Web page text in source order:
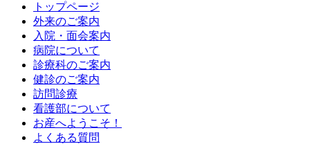
トップページ
外来のご案内
入院・面会案内
病院について
診療科のご案内
健診のご案内
訪問診療
看護部について
お産へようこそ！
よくある質問